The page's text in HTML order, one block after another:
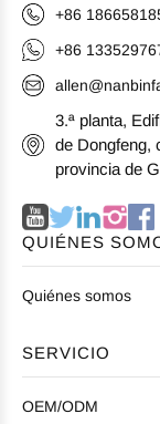
+86
+86
3.ª planta,
de Dongfeng,
provincia de
QUIÉNES
Quiénes somos
SERVICIO
OEM/ODM